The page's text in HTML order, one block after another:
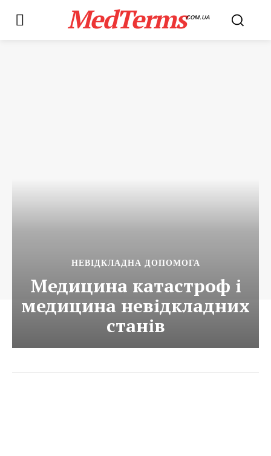
MedTermsCOM.UA
НЕВІДКЛАДНА ДОПОМОГА
Медицина катастроф і
медицина невідкладних
станів